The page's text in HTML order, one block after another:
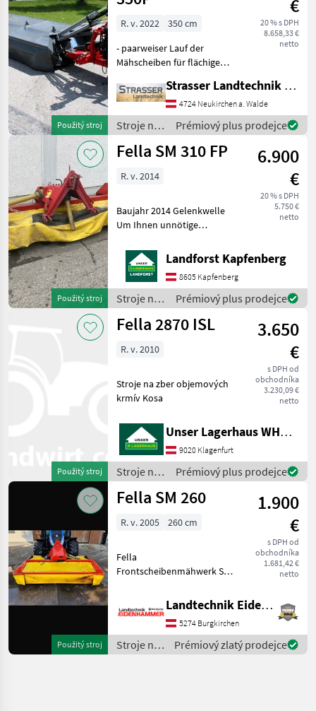
Fella
Použitý stroj
€
20 % s DPH
8.658,33 €
netto
R. v. 2022
350 cm
- paarweiser Lauf der
Mähscheiben für flächige
optimalen Gutfluss -
federbelastete
Anfahrsicherung - Große
Aushubhöhe am
Vorgewende - Fella
Strasser Landtechnik GmbH
4724 Neukirchen a. Walde
Stroje na
zber
objemových
Fella
Prémiový plus prodejce
Použitý stroj
Fella SM 310 FP
6.900
€
20 % s DPH
5.750 €
netto
R. v. 2014
Baujahr 2014 Gelenkwelle
Um Ihnen unnötige
Wegstrecken zu ersparen,
bitten wir Sie um vorherige
Kontaktaufnahme, falls Sie
eine unserer Maschinen
Landforst Kapfenberg
8605 Kapfenberg
Stroje na
zber
objemových
Fella
Prémiový plus prodejce
Použitý stroj
Fella 2870 ISL
3.650
€
s DPH od
obchodníka
3.230,09 €
netto
R. v. 2010
Stroje na zber objemových
krmív Kosa
Unser Lagerhaus WHG, Kärnten, Klagenfurt
9020 Klagenfurt
Stroje na
zber
objemových
Fella
Prémiový plus prodejce
Použitý stroj
Fella SM 260
1.900
€
s DPH od
obchodníka
1.681,42 €
netto
R. v. 2005 260 cm
Fella
Frontscheibenmähwerk SM
Arbeitsbreite 260 cm -
Dreiecksaufnahme -
Zapfwelleneingangsgetriebe
Defekt Lagerschaden
Prompt Verfüg
Landtechnik Eidenhammer GmbH
5274 Burgkirchen
Stroje na
zber
Prémiový zlatý prodejce